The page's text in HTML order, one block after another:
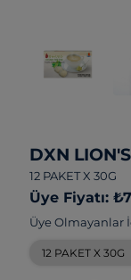
DXN
12 PAKET X 30G
Üye Fiyatı:
Üye Olmayanlar